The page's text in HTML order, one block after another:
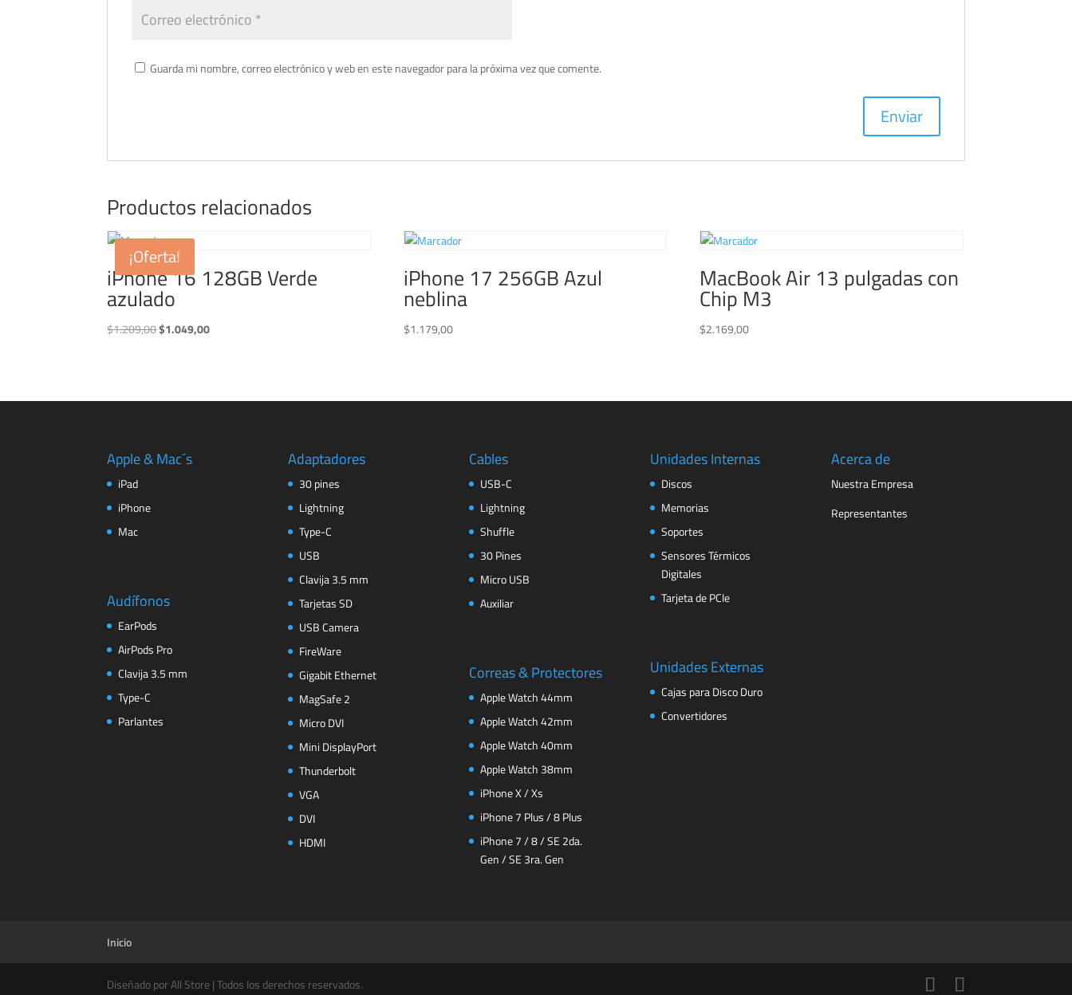
Guarda mi nombre, correo electrónico y web en este navegador para la próxima vez que comente.
Productos relacionados
¡Oferta!
iPhone 16 128GB Verde
azulado
$1.209,00El
$1.209,00.
$1.049,00El
$1.049,00.
iPhone 17 256GB Azul
neblina
$1.179,00
MacBook Air 13 pulgadas con
Chip M3
$2.169,00
Apple & Mac´s
iPad
iPhone
Mac
Audífonos
EarPods
AirPods Pro
Clavija 3.5 mm
Type-C
Parlantes
Adaptadores
30 pines
Lightning
Type-C
USB
Clavija 3.5 mm
Tarjetas SD
USB Camera
FireWare
Gigabit Ethernet
MagSafe 2
Micro DVI
Mini DisplayPort
Thunderbolt
VGA
DVI
HDMI
Cables
USB-C
Lightning
Shuffle
30 Pines
Micro USB
Auxiliar
Correas & Protectores
Apple Watch 44mm
Apple Watch 42mm
Apple Watch 40mm
Apple Watch 38mm
iPhone X / Xs
iPhone 7 Plus / 8 Plus
iPhone 7 / 8 / SE 2da.
Gen / SE 3ra. Gen
Unidades Internas
Discos
Memorias
Soportes
Sensores Térmicos
Digitales
Tarjeta de PCIe
Unidades Externas
Cajas para Disco Duro
Convertidores
Acerca de
Nuestra Empresa
Representantes
Inicio
Diseñado por All Store | Todos los derechos reservados.